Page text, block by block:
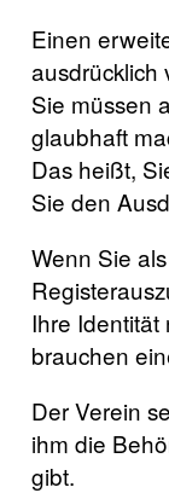
Einen
ausdrücklich
Sie müssen
glaubhaft
Das heißt,
Sie den
Wenn Sie
Ihre Identität
brauchen
Der Verein
ihm die
gibt.